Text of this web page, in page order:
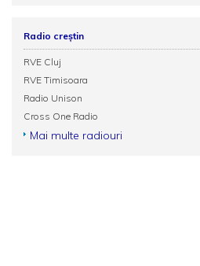
Radio creștin
RVE Cluj
RVE Timisoara
Radio Unison
Cross One Radio
Mai multe radiouri